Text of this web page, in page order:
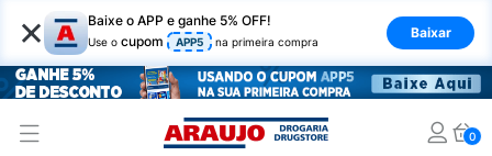
× Baixe o APP e ganhe 5% OFF!
Use o cupom APP5 na primeira compra
Baixar
0